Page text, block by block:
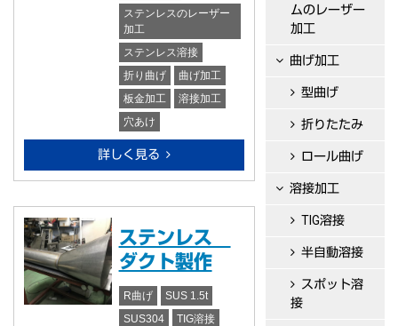
ステンレスのレーザー
加工
ステンレス溶接
折り曲げ
曲げ加工
板金加工
溶接加工
穴あけ
詳しく見る
ステンレス
ダクト製作
R曲げ
SUS 1.5t
SUS304
TIG溶接
ムのレーザー
加工
曲げ加工
型曲げ
折りたたみ
ロール曲げ
溶接加工
TIG溶接
半自動溶接
スポット溶
接